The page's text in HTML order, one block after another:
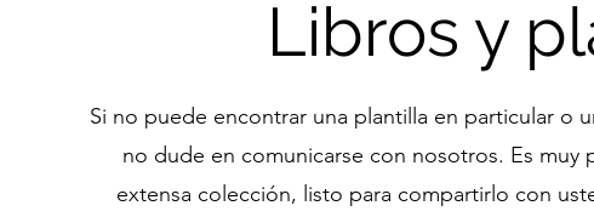
Libros y
Si no puede encontrar una plantilla en particular o
no dude en comunicarse con nosotros. Es
extensa colección, listo para compartirlo con